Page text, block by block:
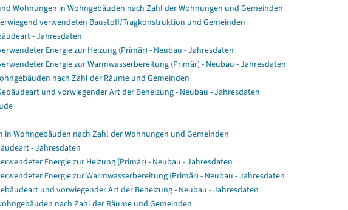
Wohnungen in Wohngebäuden nach Zahl der Wohnungen und Gemeinden
verwendeten Baustoff/Tragkonstruktion und Gemeinden
- Jahresdaten
Energie zur Heizung (Primär) - Neubau - Jahresdaten
Energie zur Warmwasserbereitung (Primär) - Neubau - Jahresdaten
nach Zahl der Räume und Gemeinden
und vorwiegender Art der Beheizung - Neubau - Jahresdaten
Wohngebäuden nach Zahl der Wohnungen und Gemeinden
- Jahresdaten
Energie zur Heizung (Primär) - Neubau - Jahresdaten
Energie zur Warmwasserbereitung (Primär) - Neubau - Jahresdaten
und vorwiegender Art der Beheizung - Neubau - Jahresdaten
nach Zahl der Räume und Gemeinden